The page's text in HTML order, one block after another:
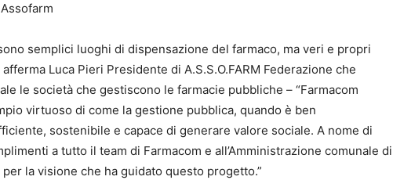
semplici luoghi di dispensazione del farmaco, ma veri e propri
Luca Pieri Presidente di A.S.S.O.FARM Federazione che
le società che gestiscono le farmacie pubbliche – “Farmacom
virtuoso di come la gestione pubblica, quando è ben
sostenibile e capace di generare valore sociale. A nome di
a tutto il team di Farmacom e all’Amministrazione comunale di
la visione che ha guidato questo progetto.”